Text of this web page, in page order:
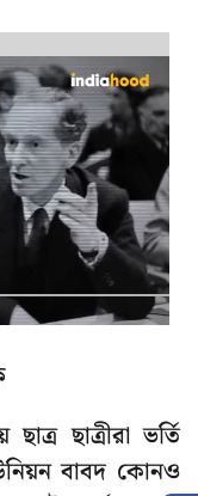
ছাত্রীরা ভর্তি
বাবদ কোনও